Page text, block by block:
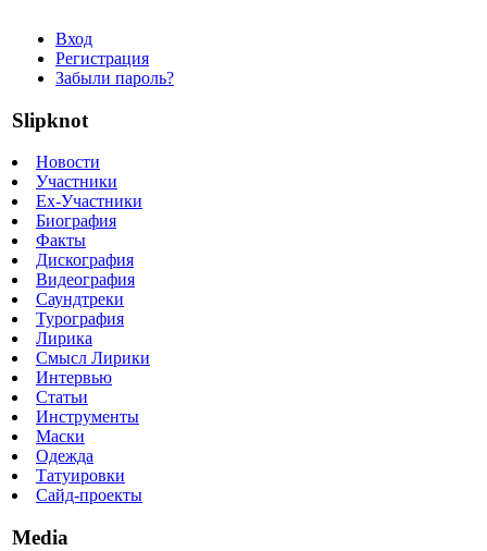
Вход
Регистрация
Забыли пароль?
Slipknot
Новости
Участники
Ex-Участники
Биография
Факты
Дискография
Видеография
Саундтреки
Турография
Лирика
Смысл Лирики
Интервью
Статьи
Инструменты
Маски
Одежда
Татуировки
Сайд-проекты
Media